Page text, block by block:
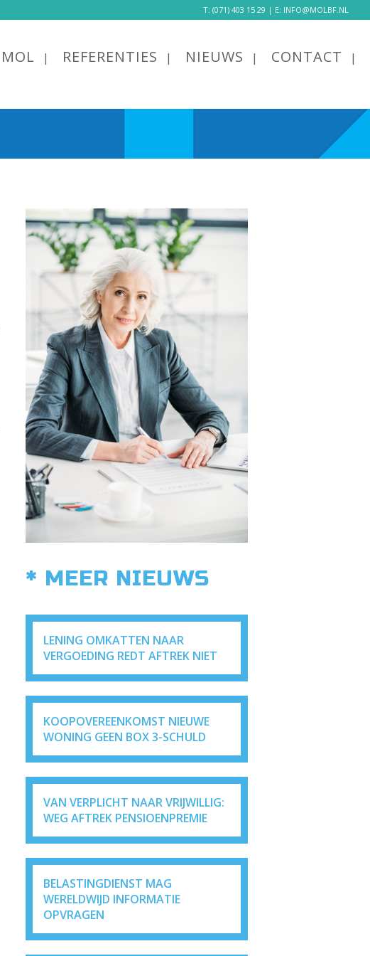
T: (071) 403 15 29 | E: INFO@MOLBF.NL
MOL REFERENTIES NIEUWS CONTACT
* MEER NIEUWS
LENING OMKATTEN NAAR
VERGOEDING REDT AFTREK NIET
KOOPOVEREENKOMST NIEUWE
WONING GEEN BOX 3-SCHULD
VAN VERPLICHT NAAR VRIJWILLIG:
WEG AFTREK PENSIOENPREMIE
BELASTINGDIENST MAG
WERELDWIJD INFORMATIE
OPVRAGEN